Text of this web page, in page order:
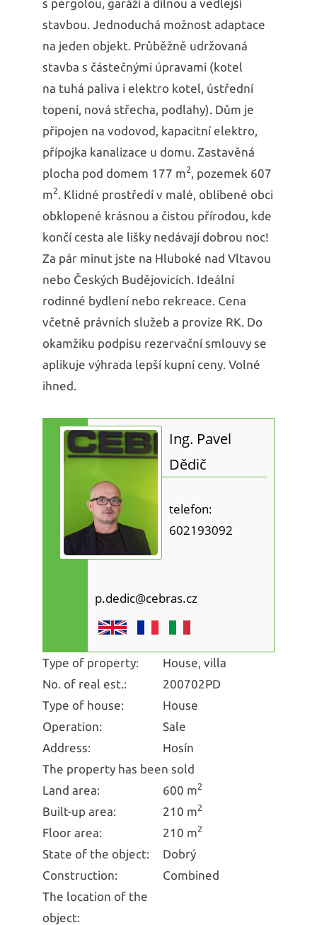
s pergolou, garáží a dílnou a vedlejší
stavbou. Jednoduchá možnost adaptace
na jeden objekt. Průběžně udržovaná
stavba s částečnými úpravami (kotel
na tuhá paliva i elektro kotel, ústřední
topení, nová střecha, podlahy). Dům je
připojen na vodovod, kapacitní elektro,
přípojka kanalizace u domu. Zastavěná
plocha pod domem 177 m2
, pozemek 607
m2
. Klidné prostředí v malé, oblíbené obci
obklopené krásnou a čistou přírodou, kde
končí cesta ale lišky nedávají dobrou noc!
Za pár minut jste na Hluboké nad Vltavou
nebo Českých Budějovicích. Ideální
rodinné bydlení nebo rekreace. Cena
včetně právních služeb a provize RK. Do
okamžiku podpisu rezervační smlouvy se
aplikuje výhrada lepší kupní ceny. Volné
ihned.
Ing. Pavel
Dědič
telefon:
602193092
p.dedic@cebras.cz
Type of property:
House, villa
No. of real est.:
200702PD
Type of house:
House
Operation:
Sale
Address:
Hosín
The property has been sold
Land area:
600 m2
Built-up area: 210 m2
Floor area: 210 m2
State of the object:
Dobrý
Construction:
Combined
The location of the
object: